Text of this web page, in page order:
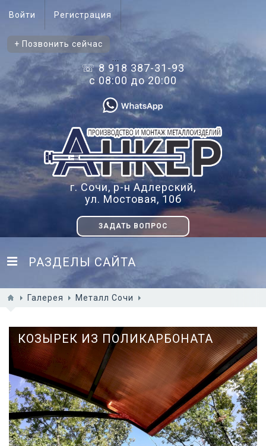
Войти Регистрация
+ Позвонить сейчас
☏ 8 918 387-31-93
с 08:00 до 20:00
г. Сочи, р-н Адлерский,
ул. Мостовая, 10б
ЗАДАТЬ ВОПРОС
РАЗДЕЛЫ САЙТА
Галерея Металл Сочи
КОЗЫРЕК ИЗ ПОЛИКАРБОНАТА